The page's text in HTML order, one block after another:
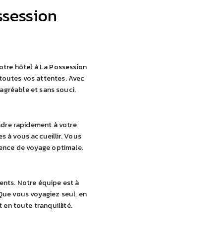
hôtel à La Possession
vos attentes. Avec
et sans souci.
rapidement à votre
à vous accueillir. Vous
de voyage optimale.
Notre équipe est à
vous voyagiez seul, en
en toute tranquillité.